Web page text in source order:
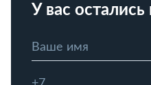
У вас